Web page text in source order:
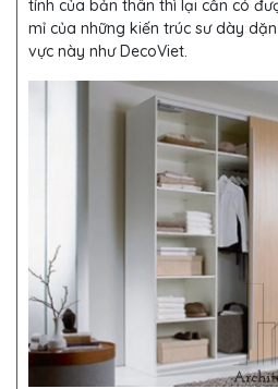
tính của bản thân thì lại cần có
mỉ của những kiến trúc sư dày
vực này như DecoViet.